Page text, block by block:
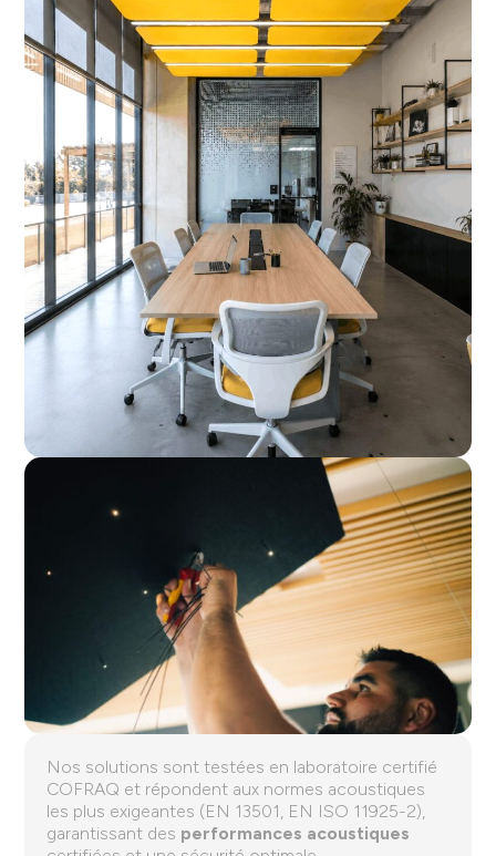
Nos solutions sont testées en laboratoire certifié
COFRAQ et répondent aux normes acoustiques
les plus exigeantes (EN 13501, EN ISO 11925-2),
garantissant des performances acoustiques